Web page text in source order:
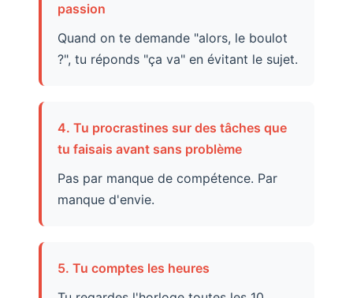
passion
Quand on te demande "alors, le boulot
?", tu réponds "ça va" en évitant le sujet.
4. Tu procrastines sur des tâches que
tu faisais avant sans problème
Pas par manque de compétence. Par
manque d'envie.
5. Tu comptes les heures